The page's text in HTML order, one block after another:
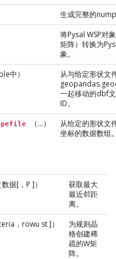
生成完整的
将Pysal WSP对
矩阵）转换为
象。
中）
从与给定形状文
一起移动的dbf
ID。
（…）
从给定的形状文
坐标的数据数组
据[，P ]）
获取最大
最近邻距
离。
，rowu st ]）
为规则晶
格创建稀
疏的W矩
阵。